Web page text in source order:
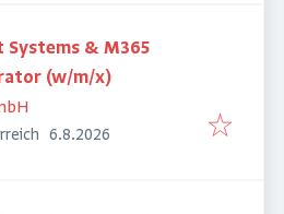
& M365
(w/m/x)
Veröffentlicht
6.8.2026